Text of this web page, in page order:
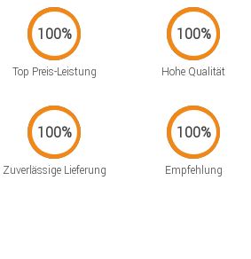
Top Preis-Leistung Hohe Qualität
Zuverlässige Lieferung Empfehlung